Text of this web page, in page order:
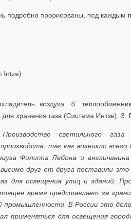
подробно прорисованы, под каждым
Intze)
воздуха. б.
хранения газа (Система Интзе). 3.
светильного
так как возникло
Филиппа Лебона и
друг от друга поставили
для освещения улиц и зданий.
время представляет за
промышленности. В России это
применяться для освещения